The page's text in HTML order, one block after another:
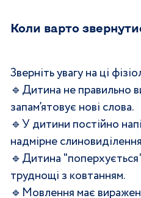
Коли варто
Зверніть увагу на ці
🔹Дитина не правильно
запам’ятовує нові слова.
🔹У дитини постійно
надмірне
🔹Дитина
труднощі з ковтанням.
🔹 Мовлення має